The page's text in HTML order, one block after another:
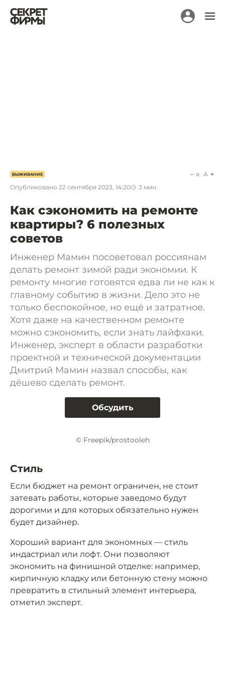
ВЫЖИВАНИЕ
Опубликовано 22 сентября 2023, 14:20 3 мин.
a A
Как сэкономить на ремонте
квартиры? 6 полезных
советов
Инженер Мамин посоветовал россиянам
делать ремонт зимой ради экономии. К
ремонту многие готовятся едва ли не как к
главному событию в жизни. Дело это не
только беспокойное, но ещё и затратное.
Хотя даже на качественном ремонте
можно сэкономить, если знать лайфхаки.
Инженер, эксперт в области разработки
проектной и технической документации
Дмитрий Мамин назвал способы, как
дёшево сделать ремонт.
Обсудить
© Freepik/prostooleh
Стиль
Если бюджет на ремонт ограничен, не стоит
затевать работы, которые заведомо будут
дорогими и для которых обязательно нужен
будет дизайнер.
Хороший вариант для экономных — стиль
индастриал или лофт. Они позволяют
экономить на финишной отделке: например,
кирпичную кладку или бетонную стену можно
превратить в стильный элемент интерьера,
отметил эксперт.